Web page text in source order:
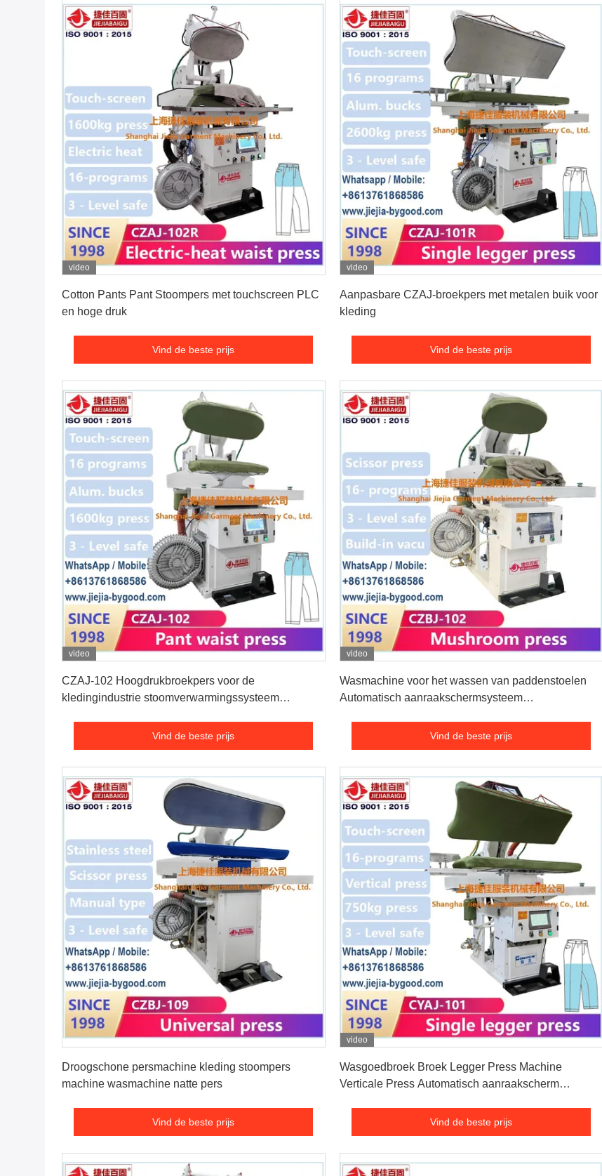
video
Cotton Pants Pant Stoompers met touchscreen PLC
en hoge druk
Vind de beste prijs
video
Aanpasbare CZAJ-broekpers met metalen buik voor
kleding
Vind de beste prijs
video
CZAJ-102 Hoogdrukbroekpers voor de
kledingindustrie stoomverwarmingssysteem
Vind de beste prijs
video
Wasmachine voor het wassen van paddenstoelen
Automatisch aanraakschermsysteem
Vind de beste prijs
Droogschone persmachine kleding stoompers
machine wasmachine natte pers
Vind de beste prijs
video
Wasgoedbroek Broek Legger Press Machine
Verticale Press Automatisch aanraakscherm
Vind de beste prijs